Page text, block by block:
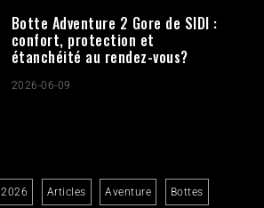
Botte Adventure 2 Gore de SIDI :
confort, protection et
étanchéité au rendez-vous?
2026-06-09
2026 Articles Aventure Bottes